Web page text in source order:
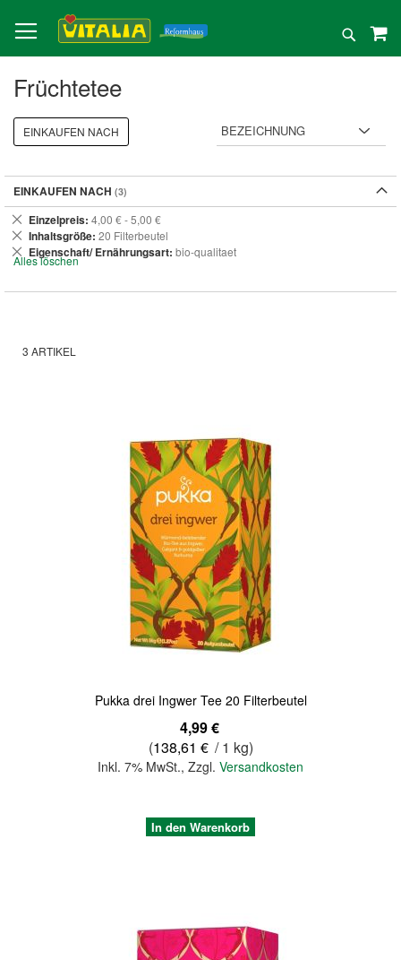
zum
Inhalt
Suche
Früchtetee
3 ARTIKEL
Pukka drei Ingwer Tee 20 Filterbeutel
4,99 €
(138,61 € / 1 kg)
Inkl. 7% MwSt., Zzgl. Versandkosten
In den Warenkorb
EINKAUFEN NACH
EINKAUFEN NACH
Einzelpreis 4,00 € - 5,00 €
Dies
entfernen
Inhaltsgröße 20 Filterbeutel
Dies
entfernen
Eigenschaft/ Ernährungsart bio-qualitaet
Dies
entfernen
Alles löschen